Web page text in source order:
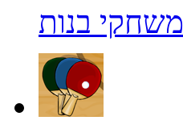
משחקי בנות